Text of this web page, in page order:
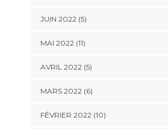
JUIN 2022 (5)
MAI 2022 (11)
AVRIL 2022 (5)
MARS 2022 (6)
FÉVRIER 2022 (10)